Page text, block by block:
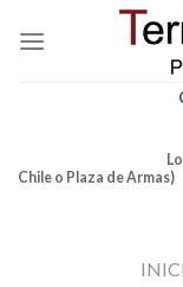
Entrar por
Local 325, Piso
Chile o Plaza de Armas)
Email: